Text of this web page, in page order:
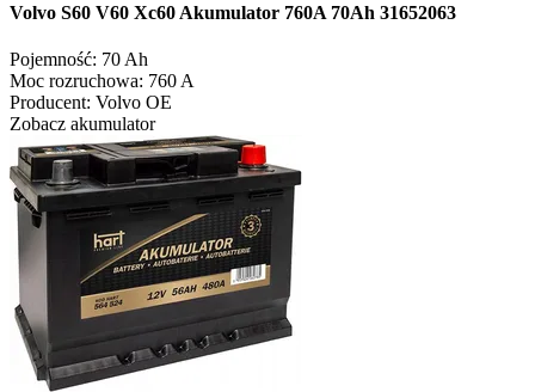
Volvo S60 V60 Xc60 Akumulator 760A 70Ah 31652063
Pojemność: 70 Ah
Moc rozruchowa: 760 A
Producent: Volvo OE
Zobacz akumulator